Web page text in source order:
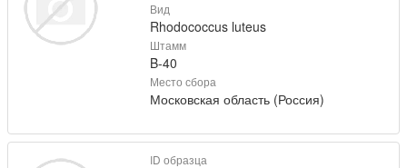
Вид
Rhodococcus luteus
Штамм
B-40
Место сбора
Московская область (Россия)
ID образца